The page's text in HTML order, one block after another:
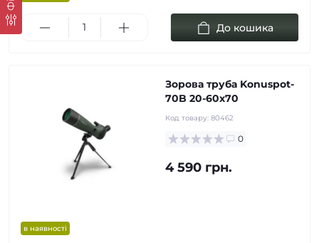
До кошика
в наявності
Зорова труба Konuspot-
70B 20-60х70
Код товару: 80462
0
4 590 грн.